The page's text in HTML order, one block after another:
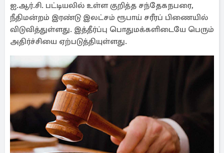
ஐ.ஆர்.சி. பட்டியலில் உள்ள குறித்த சந்தேகநபரை,
நீதிமன்றம் இரண்டு இலட்சம் ரூபாய் சரீரப் பிணையில்
விடுவித்துள்ளது. இத்தீர்ப்பு பொதுமக்களிடையே பெரும்
அதிர்ச்சியை ஏற்படுத்தியுள்ளது.